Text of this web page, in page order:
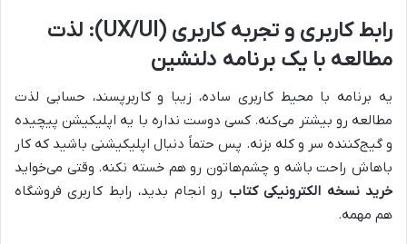
رابط کاربری و تجربه کاربری (UX/UI): لذت
مطالعه با یک برنامه دلنشین
یه برنامه با محیط کاربری ساده، زیبا و کاربرپسند، حسابی لذت
مطالعه رو بیشتر می‌کنه. کسی دوست نداره با یه اپلیکیشن پیچیده
و گیج‌کننده سر و کله بزنه. پس حتماً دنبال اپلیکیشنی باشید که کار
باهاش راحت باشه و چشم‌هاتون رو هم خسته نکنه. وقتی می‌خواید
خرید نسخه الکترونیکی کتاب رو انجام بدید، رابط کاربری فروشگاه
هم مهمه.